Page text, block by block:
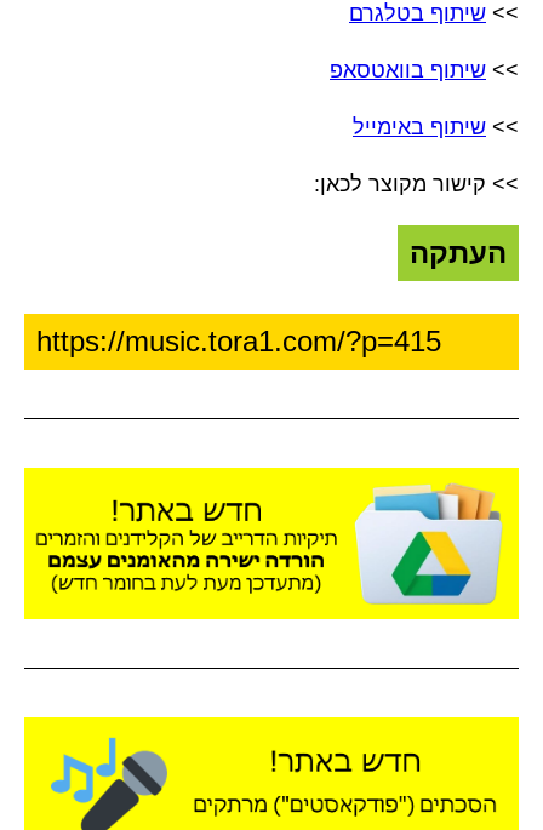
>> שיתוף בטלגרם
>> שיתוף בוואטסאפ
>> שיתוף באימייל
>> קישור מקוצר לכאן:
העתקה